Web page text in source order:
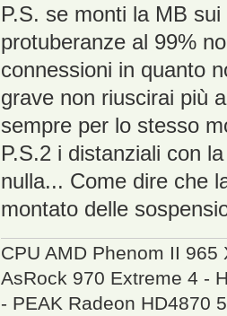
P.S. se monti la MB
protuberanze al 99%
connessioni in quanto
grave non riuscirai più
sempre per lo stesso
P.S.2 i distanziali con
nulla... Come dire che
montato delle
CPU AMD Phenom II
AsRock 970 Extreme 4 -
- PEAK Radeon HD4870